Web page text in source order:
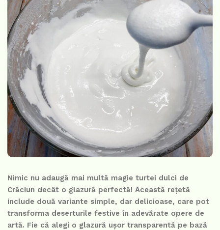
Nimic nu adaugă mai multă magie turtei dulci de
Crăciun decât o glazură perfectă! Această rețetă
include două variante simple, dar delicioase, care pot
transforma deserturile festive în adevărate opere de
artă. Fie că alegi o glazură ușor transparentă pe bază